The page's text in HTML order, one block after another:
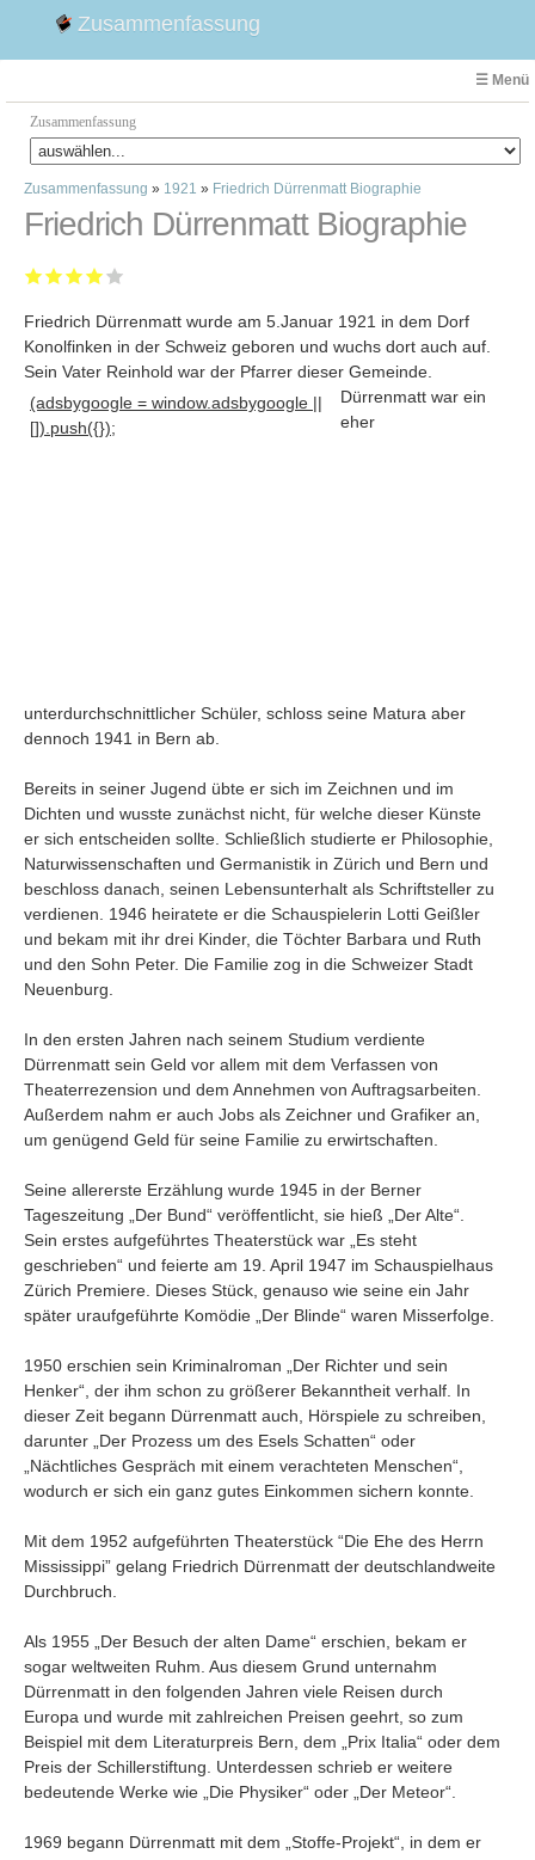
Zusammenfassung
☰ Menü
Zusammenfassung
Faust
Willhelm Tell
1. Weltkrieg Zusammenfassung
2. Weltkrieg
Die Räuber
Navigation
Foren
Kontaktieren
Umfragen
Letzte Beiträge
Aktive Forenbeiträge
Dies ist das Forum um neue Funktionen und Information zu Wünschen
Regeln (Bitte vor dem posten lesen)
Regeln (Bitte vor dem posten lesen)
Regeln (Bitte vor dem posten lesen)
Zusammenfassung » 1921 » Friedrich Dürrenmatt Biographie
Friedrich Dürrenmatt Biographie
Friedrich Dürrenmatt wurde am 5.Januar 1921 in dem Dorf
Konolfinken in der Schweiz geboren und wuchs dort auch auf.
Sein Vater Reinhold war der Pfarrer dieser Gemeinde
(adsbygoogle = window.adsbygoogle ||
[]).push({});
Dürrenmatt war ein
eher
unterdurchschnittlicher Schüler, schloss seine Matura aber
dennoch 1941 in Bern ab.
Bereits in seiner Jugend übte er sich im Zeichnen und im
Dichten und wusste zunächst nicht, für welche dieser Künste
er sich entscheiden sollte. Schließlich studierte er Philosophie,
Naturwissenschaften und Germanistik in Zürich und Bern und
beschloss danach, seinen Lebensunterhalt als Schriftsteller zu
verdienen. 1946 heiratete er die Schauspielerin Lotti Geißler
und bekam mit ihr drei Kinder, die Töchter Barbara und Ruth
und den Sohn Peter. Die Familie zog in die Schweizer Stadt
Neuenburg.
In den ersten Jahren nach seinem Studium verdiente
Dürrenmatt sein Geld vor allem mit dem Verfassen von
Theaterrezension und dem Annehmen von Auftragsarbeiten.
Außerdem nahm er auch Jobs als Zeichner und Grafiker an,
um genügend Geld für seine Familie zu erwirtschaften.
Seine allererste Erzählung wurde 1945 in der Berner
Tageszeitung „Der Bund“ veröffentlicht, sie hieß „Der Alte“.
Sein erstes aufgeführtes Theaterstück war „Es steht
geschrieben“ und feierte am 19. April 1947 im Schauspielhaus
Zürich Premiere. Dieses Stück, genauso wie seine ein Jahr
später uraufgeführte Komödie „Der Blinde“ waren Misserfolge.
1950 erschien sein Kriminalroman „Der Richter und sein
Henker“, der ihm schon zu größerer Bekanntheit verhalf. In
dieser Zeit begann Dürrenmatt auch, Hörspiele zu schreiben,
darunter „Der Prozess um des Esels Schatten“ oder
„Nächtliches Gespräch mit einem verachteten Menschen“,
wodurch er sich ein ganz gutes Einkommen sichern konnte.
Mit dem 1952 aufgeführten Theaterstück “Die Ehe des Herrn
Mississippi” gelang Friedrich Dürrenmatt der deutschlandweite
Durchbruch.
Als 1955 „Der Besuch der alten Dame“ erschien, bekam er
sogar weltweiten Ruhm. Aus diesem Grund unternahm
Dürrenmatt in den folgenden Jahren viele Reisen durch
Europa und wurde mit zahlreichen Preisen geehrt, so zum
Beispiel mit dem Literaturpreis Bern, dem „Prix Italia“ oder dem
Preis der Schillerstiftung. Unterdessen schrieb er weitere
bedeutende Werke wie „Die Physiker“ oder „Der Meteor“.
1969 begann Dürrenmatt mit dem „Stoffe-Projekt“, in dem er